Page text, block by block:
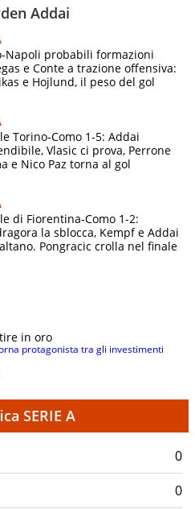
Addai
Napoli probabili formazioni
e Conte a trazione offensiva:
e Hojlund, il peso del gol
Torino-Como 1-5: Addai
Vlasic ci prova, Perrone
e Nico Paz torna al gol
di Fiorentina-Como 1-2:
la sblocca, Kempf e Addai
Pongracic crolla nel finale
in oro
protagonista tra gli investimenti
SERIE A
0
0